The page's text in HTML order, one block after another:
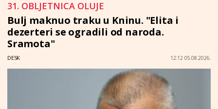
31. OBLJETNICA OLUJE
Bulj maknuo traku u Kninu. "Elita i
dezerteri se ogradili od naroda.
Sramota"
DESK 12:12 05.08.2026.